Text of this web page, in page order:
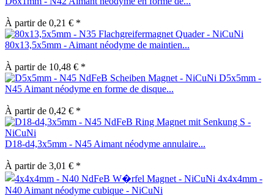
À partir de 0,21 € *
80x13,5x5mm - Aimant néodyme de maintien...
À partir de 10,48 € *
D5x5mm -
N45 Aimant néodyme en forme de disque...
À partir de 0,42 € *
D18-d4,3x5mm - N45 Aimant néodyme annulaire...
À partir de 3,01 € *
4x4x4mm -
N40 Aimant néodyme cubique - NiCuNi